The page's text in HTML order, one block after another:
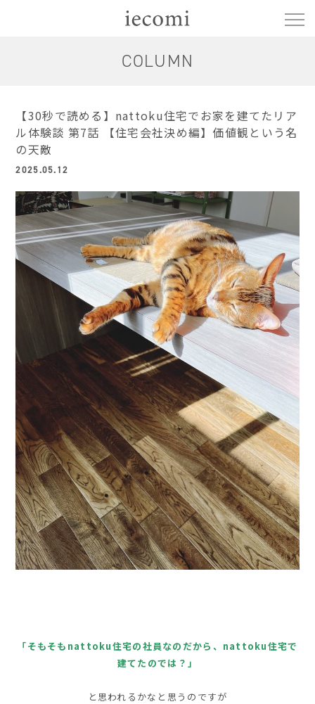
COLUMN
【30秒で読める】nattoku住宅でお家を建てたリア
ル体験談 第7話 【住宅会社決め編】価値観という名
の天敵
2025.05.12
「そもそもnattoku住宅の社員なのだから、nattoku住宅で
建てたのでは？」
と思われるかなと思うのですが